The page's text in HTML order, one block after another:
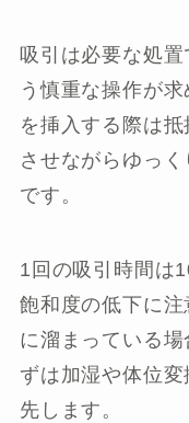
吸引は必要な処
う慎重な操作が
を挿入する際は
させながらゆっ
です。
1回の吸引時間は
飽和度の低下に
に溜まっている
ずは加湿や体位
先します。